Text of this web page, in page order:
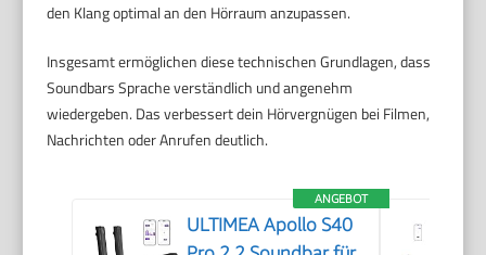
den Klang optimal an den Hörraum anzupassen.
Insgesamt ermöglichen diese technischen Grundlagen, dass
Soundbars Sprache verständlich und angenehm
wiedergeben. Das verbessert dein Hörvergnügen bei Filmen,
Nachrichten oder Anrufen deutlich.
ANGEBOT
ULTIMEA Apollo S40